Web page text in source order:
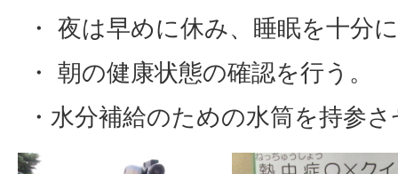
・ 夜は早めに休み、睡眠を十分
・ 朝の健康状態の確認を行う。
・水分補給のための水筒を持参